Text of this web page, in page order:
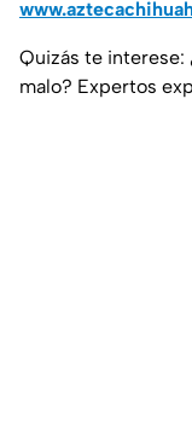
Quizás te interese:
malo? Expertos